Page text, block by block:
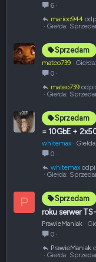
6
Giełda:
marioo944
Sprzedam
mateo739
0
Giełda:
mateo739
Sprzedam
= 10GbE +
whitemax
0
Giełda:
whitemax
P Sprzedam
roku serwer
PrawieManiak
0
Giełda:
PrawieManiak